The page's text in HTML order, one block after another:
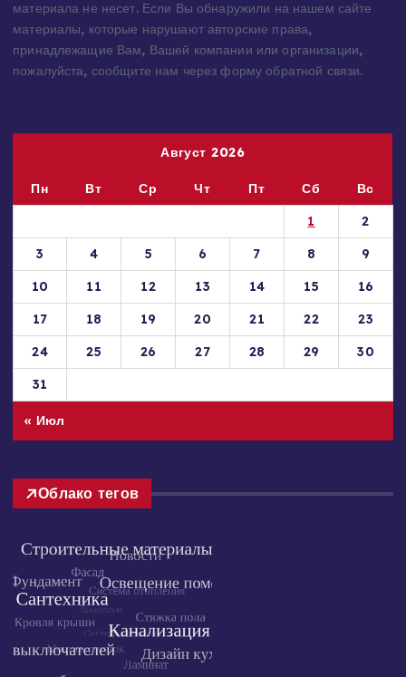
Администрация сайта ответственности за содержание
материала не несет. Если Вы обнаружили на нашем сайте
материалы, которые нарушают авторские права,
принадлежащие Вам, Вашей компании или организации,
Август 2026
Сб
Вс
1
2
3
4 5 6 7 8
9
10
11 12 13 14 15
16
17
18 19 20 21 22
23
24
31